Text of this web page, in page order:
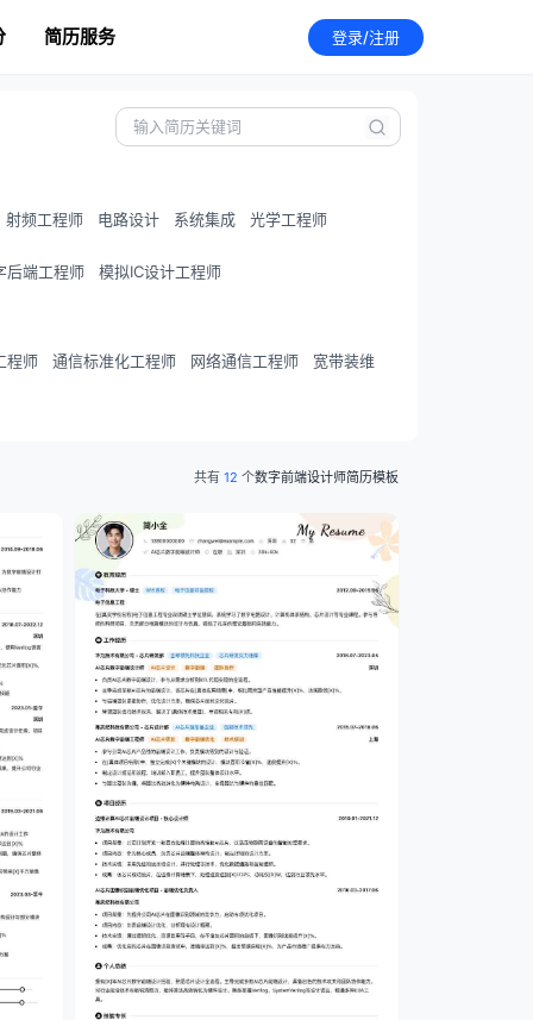
简历服务 登录/注册
射频工程师 电路设计 系统集成 光学工程师
后端工程师 模拟IC设计工程师
程师 通信标准化工程师 网络通信工程师 宽带装维
共有 12 个数字前端设计师简历模板